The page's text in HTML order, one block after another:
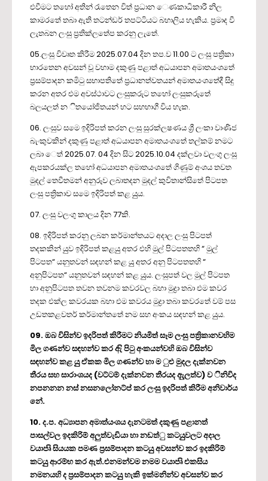
එවීමට තහෝ අතින් රැතෙන විත් ප්‍රධාන ෙණකාධිකාරී නිල
කාමරතේ තබා ඇති තටන්ඩර් තපට්ටියට බහාලිය හැකිය. ප්‍රමාද වී
ලැතබන ලංසු ප්‍රතික්ලතේප කරනු ලැතේ.
05.ලංසු විවෘත කිරීම 2025.07.04 දින තප.ව 11.00 ට ලංසු පත්‍රිකා
භාරතෙන අවසන් වූ වහාම දකුණු පළාත් අධයාපන අමාතයංශතේ
ප්‍රසම්පාදන කමිටු සභාපතිතේ ප්‍රධානත්වතයන් අමාතයංශතේදී සිදු
කරන අතර එම අවස්ථාවට ලංසුකරුට තහෝ ලංසුකරුතේ
බලයලත් න ිතයෝජිතයන් හට සහභාගී විය හැක.
06. ලංසුව සමෙ ඉදිරිපත් කරන ලංසු සුරක්ලෂණය ශ්‍රී ලංකා වාණිජ
බැංකුවකින් දකුණු පළාත් අධයාපන අමාතයංශතේ තල්කම් නමට
ලබා ෙත් 2025.07. 04 දින සිට 2025.10.04 දක්ලවා වලංගු ලංසු
ඇපකරයක්ල තහෝ අධයාපන අමාතයංශතේ ගිණුම් අංශය තවත
මුදල් තෙවීතමන් අනුරුව ලබාතදන මුදල් කුවිතාන්සිතේ පිටපත
ලංසු පත්‍රිකාව සමෙ ඉදිරිපත් කළ යුුය.
07. ලංසු වලංගු කාලය දින 77කි.
08. ඉදිරිපත් කරනු ලබන කර්මාන්තයට අදාල ලංසු පිටපත්
තදකකින් යුුව ඉදිරිපත් කළයුු අතර එහි මුල් පිටපතතහි “ මුල්
පිටපත“ යනුතවන් සඳහන් කළ යුු අතර අනු පිටපතතහි “
අනුපිටපත“ යනුතවන් සඳහන් කළ යුුය. ලංසුපත් වල මුල් පිටපත
හා අනුපිටපත තවන තවනම කවරවල බහා මුද්‍රා තබා එම කවර
තදක එක්ල කවරයක බහා එම කවරය මුද්‍රා තබා කවරතේ වම් පස
උඩතකළවතර් කර්මාන්තතේ නම සහ අංකය සඳහන් කළ යුුය.
09. ඔබ විසින්ව ඉදරිපත් කිරීමට නියමිත් සෑම ලංසු පත්‍රිකානවහිම
මිල ගණන්ව සඳහන්ව කර ඇි පිටු අංකයන්වහි ඔබ විසින්ව
සඳහන්ව කළ යුු ඒකක මිල ගණන්ව හා ම ුළු මුදල දැක්නවන
තීරය සහ සාරාංශයද (වට්ටම් දැක්නවන තීරයද ඇුලත්ව) ව ිනිවිද
නපනනන නස් නසනලෝනට්ප් කර ලංසු ඉදරිපත් කිරීම අනිවාර්ය
නේ.
10. ද.ප. අධ්‍යාපන අමාත්යංශය දැනටමත් දකුණු පළානත්
පාසල්වල ඉදකිරිම් අලුත්වැඩියා හා නඩත්ු කටයුුවලට අදාල
වයාපෘි සියයක පමණ ප්‍රසම්පාදන කටයුු අවසන්ව කර ඉදකිරිම්
කටයුු ආරම්භ කර ඇත්.එනමන්වම නමම වයාපෘි එකසිය
නමනයහි ද ප්‍රසම්පාදන කටයුු හැකි ඉක්මනින්ව අවසන්ව කර